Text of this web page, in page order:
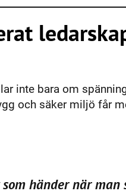
inte bara om
och säker miljö får